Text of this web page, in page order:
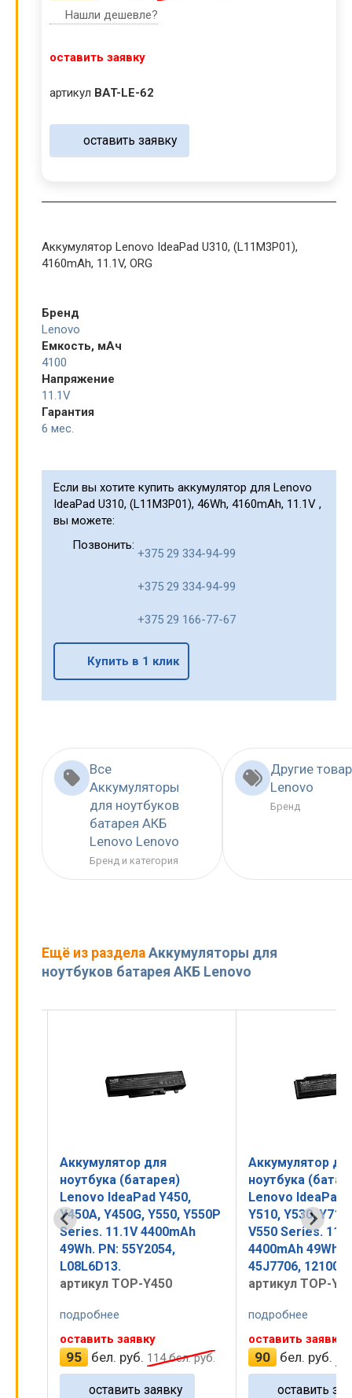
Нашли дешевле?
оставить заявку
артикул BAT-LE-62
оставить заявку
Аккумулятор Lenovo IdeaPad U310, (L11M3P01),
4160mAh, 11.1V, ORG
Бренд
Lenovo
Емкость, мАч
4100
Напряжение
11.1V
Гарантия
6 мес.
Если вы хотите купить аккумулятор для Lenovo
IdeaPad U310, (L11M3P01), 46Wh, 4160mAh, 11.1V ,
вы можете:
Позвонить:
+375 29 334-94-99
+375 29 334-94-99
+375 29 166-77-67
Купить в 1 клик
Все
Аккумуляторы
для ноутбуков
батарея АКБ
Lenovo Lenovo
Бренд и категория
Другие
Lenovo
Бренд
Ещё из раздела Аккумуляторы для
ноутбуков батарея АКБ Lenovo
Аккумулятор для
ноутбука (батарея)
Lenovo IdeaPad Y500,
Y510, Y530, Y710, Y730,
V550 Series. 11.1V
4400mAh 49Wh. PN:
45J7706, 121000649.
артикул TOP-Y510
подробнее
оставить заявку
90 бел. руб. 108бел. руб.
оставить заявку
Аккумулятор
ноутбука
Lenovo IdeaPad
Series. 14.4V
32Wh. PN:
L12L4K01.
артикул TOP-
подробнее
купить
120 бел. руб.
В